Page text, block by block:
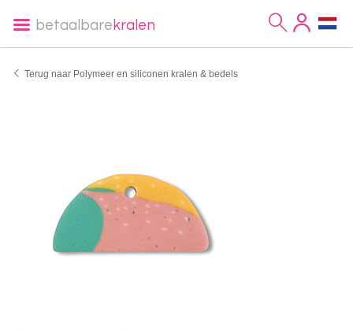
betaalbare kralen
Terug naar Polymeer en siliconen kralen & bedels